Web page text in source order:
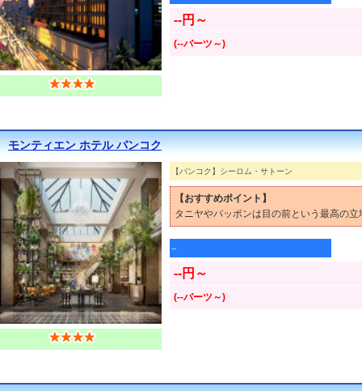
--円～
(--バーツ～)
モンティエン ホテル バンコク
【バンコク】シーロム・サトーン
【おすすめポイント】
タニヤやパッポンは目の前という最高の
--
--円～
(--バーツ～)